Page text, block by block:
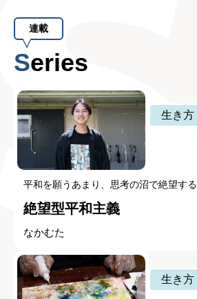
連載
Series
生き方
平和を願うあまり、思考の沼で絶望する
絶望型平和主義
なかむた
生き方